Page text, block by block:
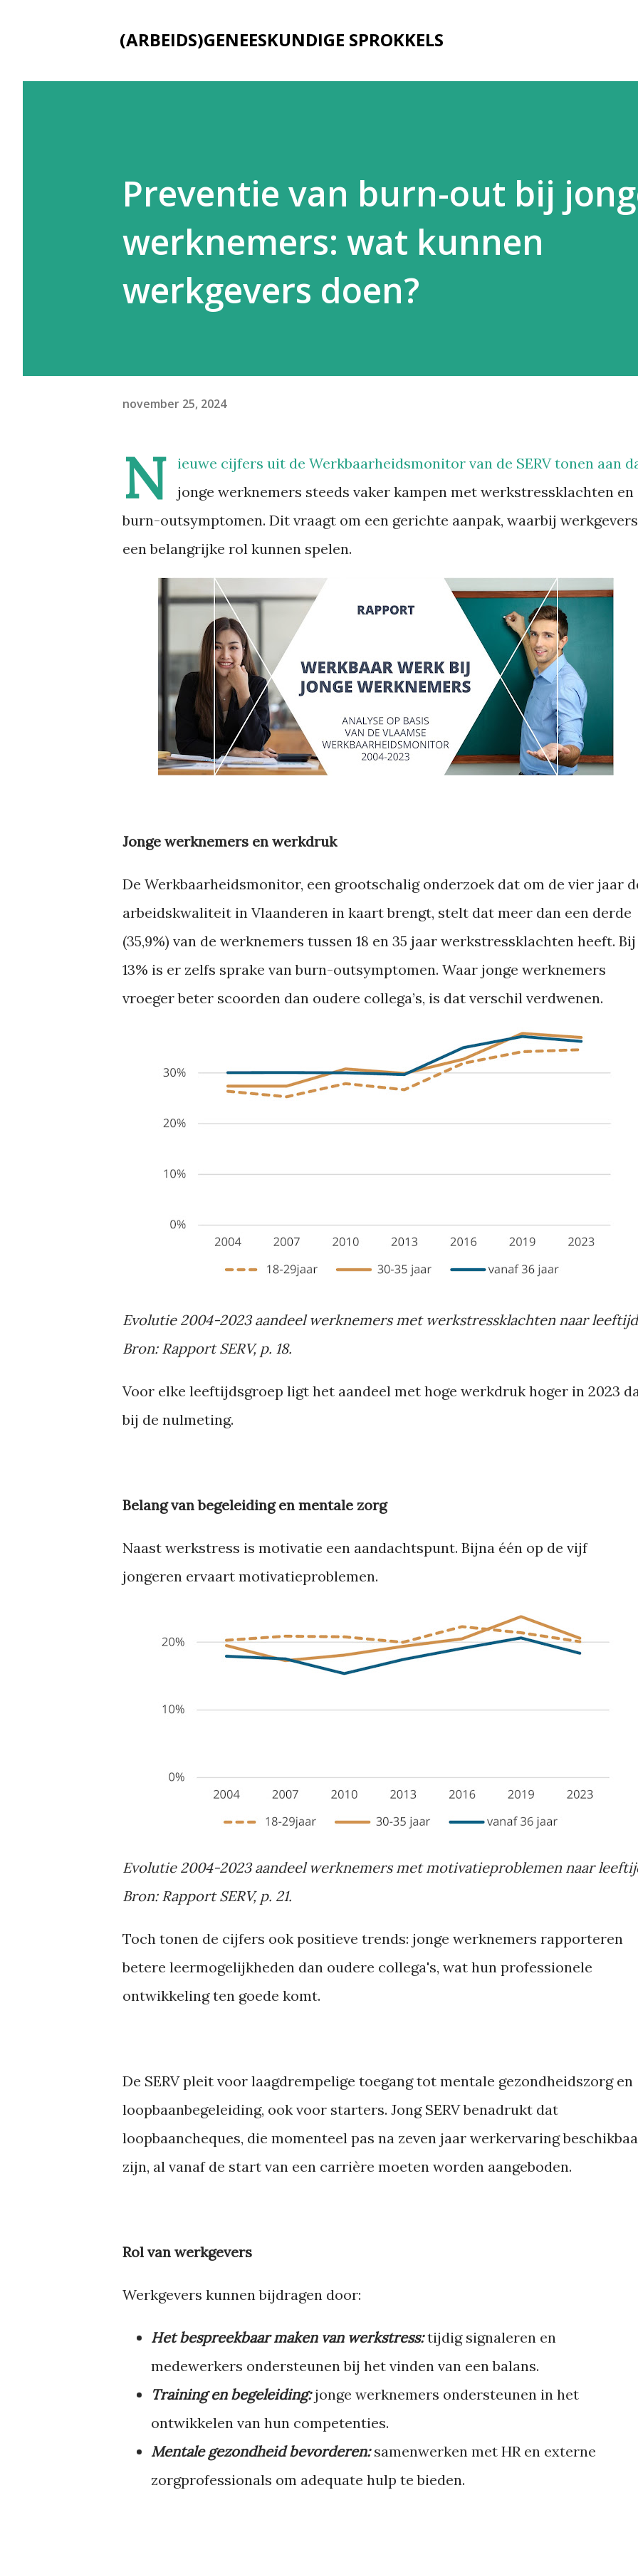
(ARBEIDS)GENEESKUNDIGE SPROKKELS
Preventie van burn-out bij
werknemers: wat kunnen
werkgevers doen?
november 25, 2024
N
ieuwe cijfers uit de Werkbaarheidsmonitor van de SERV tonen aan
jonge werknemers steeds vaker kampen met werkstressklachten en
burn-outsymptomen. Dit vraagt om een gerichte aanpak, waarbij werkgevers
een belangrijke rol kunnen spelen.
Jonge werknemers en werkdruk
De Werkbaarheidsmonitor, een grootschalig onderzoek dat om de vier jaar
arbeidskwaliteit in Vlaanderen in kaart brengt, stelt dat meer dan een derde
(35,9%) van de werknemers tussen 18 en 35 jaar werkstressklachten heeft. Bij
13% is er zelfs sprake van burn-outsymptomen. Waar jonge werknemers
vroeger beter scoorden dan oudere collega’s, is dat verschil verdwenen.
Evolutie 2004-2023 aandeel werknemers met werkstressklachten naar
Bron: Rapport SERV, p. 18.
Voor elke leeftijdsgroep ligt het aandeel met hoge werkdruk hoger in 2023
bij de nulmeting.
Belang van begeleiding en mentale zorg
Naast werkstress is motivatie een aandachtspunt. Bijna één op de vijf
jongeren ervaart motivatieproblemen.
Evolutie 2004-2023 aandeel werknemers met motivatieproblemen naar
Bron: Rapport SERV, p. 21.
Toch tonen de cijfers ook positieve trends: jonge werknemers rapporteren
betere leermogelijkheden dan oudere collega's, wat hun professionele
ontwikkeling ten goede komt.
De SERV pleit voor laagdrempelige toegang tot mentale gezondheidszorg en
loopbaanbegeleiding, ook voor starters. Jong SERV benadrukt dat
loopbaancheques, die momenteel pas na zeven jaar werkervaring
zijn, al vanaf de start van een carrière moeten worden aangeboden.
Rol van werkgevers
Werkgevers kunnen bijdragen door:
Het bespreekbaar maken van werkstress:tijdig signaleren en
medewerkers ondersteunen bij het vinden van een balans.
Training en begeleiding:jonge werknemers ondersteunen in het
ontwikkelen van hun competenties.
Mentale gezondheid bevorderen:samenwerken met HR en externe
zorgprofessionals om adequate hulp te bieden.